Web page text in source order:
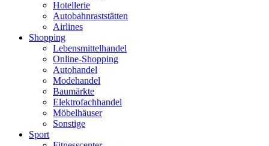
Hotellerie
Autobahnraststätten
Airlines
Shopping
Lebensmittelhandel
Online-Shopping
Autohandel
Modehandel
Baumärkte
Elektrofachhandel
Möbelhäuser
Sonstige
Sport